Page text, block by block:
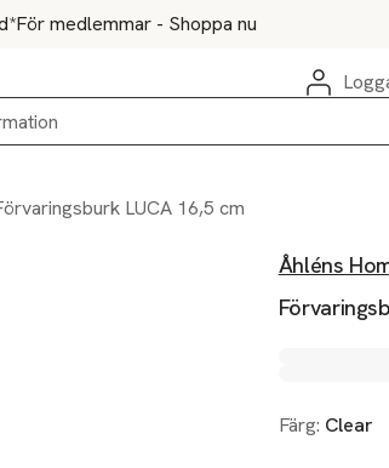
För medlemmar - Shoppa nu
LUCA 16,5 cm
Åhléns
Färg: Clear